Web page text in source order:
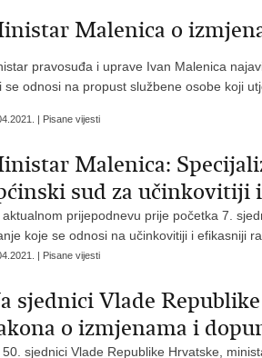
Malenica o
pravosuđa i uprave Ivan Malenica
se odnosi na propust službene osobe koji
| Pisane vijesti
Malenica:
sud za učinkovitiji
aktualnom prijepodnevu prije početka 7.
koje se odnosi na učinkovitiji i efikasniji
| Pisane vijesti
sjednici Vlade
o izmjenama i
50. sjednici Vlade Republike Hrvatske,